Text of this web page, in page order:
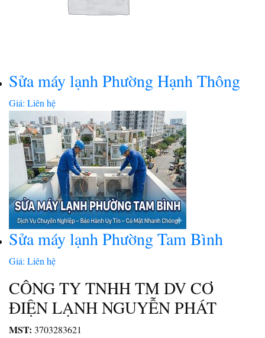
Sửa máy lạnh Phường Hạnh Thông
Giá: Liên hệ
Sửa máy lạnh Phường Tam Bình
Giá: Liên hệ
CÔNG TY TNHH TM DV CƠ
ĐIỆN LẠNH NGUYỄN PHÁT
MST: 3703283621